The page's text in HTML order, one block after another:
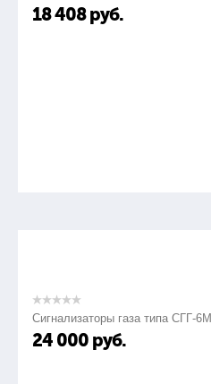
18 408 руб.
Сигнализаторы газа типа СГГ-6М
24 000 руб.